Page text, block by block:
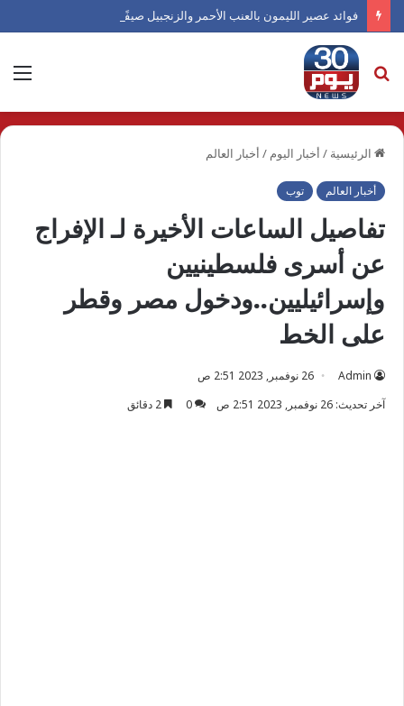
فوائد عصير الليمون بالعنب الأحمر والزنجبيل صيفًا
بحث
عن
الرئيسية / أخبار اليوم / أخبار العالم
أخبار العالم توب
تفاصيل الساعات الأخيرة لـ الإفراج
عن أسرى فلسطينيين
وإسرائيليين..ودخول مصر وقطر
على الخط
Admin
26 نوفمبر, 2023 2:51 ص
آخر تحديث: 26 نوفمبر, 2023 2:51 ص
0